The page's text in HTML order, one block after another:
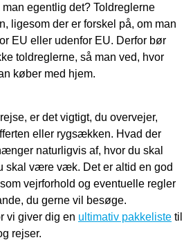
egentlig det? Toldreglerne
ligesom der er forskel på, om man
EU eller udenfor EU. Derfor bør
toldreglerne, så man ved, hvor
køber med hjem.
er det vigtigt, du overvejer,
eller rygsækken. Hvad der
naturligvis af, hvor du skal
skal være væk. Det er altid en god
vejrforhold og eventuelle regler
du gerne vil besøge.
vi giver dig en ultimativ pakkeliste til
rejser.